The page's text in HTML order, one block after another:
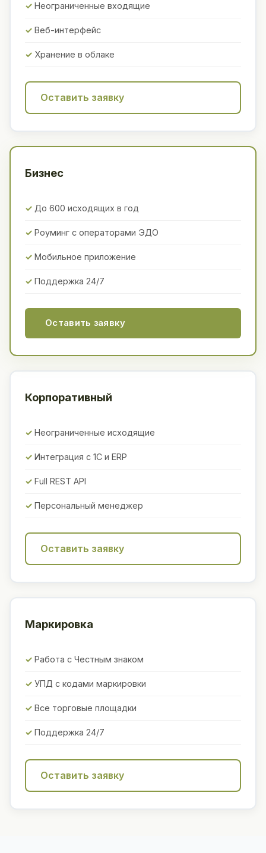
Неограниченные входящие
Веб-интерфейс
Хранение в облаке
Оставить заявку
Бизнес
До 600 исходящих в год
Роуминг с операторами ЭДО
Мобильное приложение
Поддержка 24/7
Оставить заявку
Корпоративный
Неограниченные исходящие
Интеграция с 1С и ERP
Full REST API
Персональный менеджер
Оставить заявку
Маркировка
Работа с Честным знаком
УПД с кодами маркировки
Все торговые площадки
Поддержка 24/7
Оставить заявку